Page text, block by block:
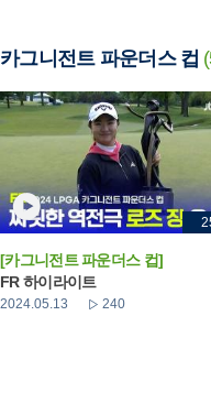
카그니전트 파운더스 컵
[카그니전트 파운더스 컵]
FR 하이라이트
2024.05.13 240